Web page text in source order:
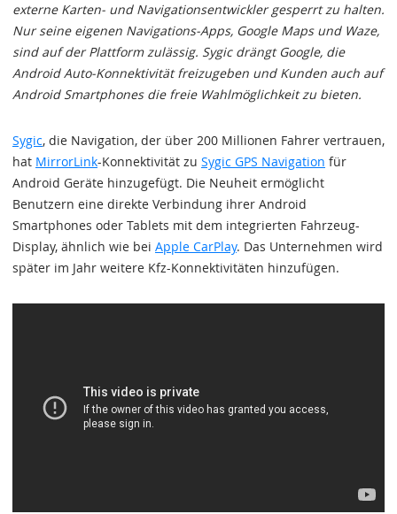
externe Karten- und Navigationsentwickler gesperrt zu halten.
Nur seine eigenen Navigations-Apps, Google Maps und Waze,
sind auf der Plattform zulässig. Sygic drängt Google, die
Android Auto-Konnektivität freizugeben und Kunden auch auf
Android Smartphones die freie Wahlmöglichkeit zu bieten.
Sygic, die Navigation, der über 200 Millionen Fahrer vertrauen,
hat MirrorLink-Konnektivität zu Sygic GPS Navigation für
Android Geräte hinzugefügt. Die Neuheit ermöglicht
Benutzern eine direkte Verbindung ihrer Android
Smartphones oder Tablets mit dem integrierten Fahrzeug-
Display, ähnlich wie bei Apple CarPlay. Das Unternehmen wird
später im Jahr weitere Kfz-Konnektivitäten hinzufügen.